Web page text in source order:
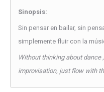
Sinopsis:
Sin pensar en bailar, sin
simplemente fluir con la
Without thinking about
improvisation, just flow with